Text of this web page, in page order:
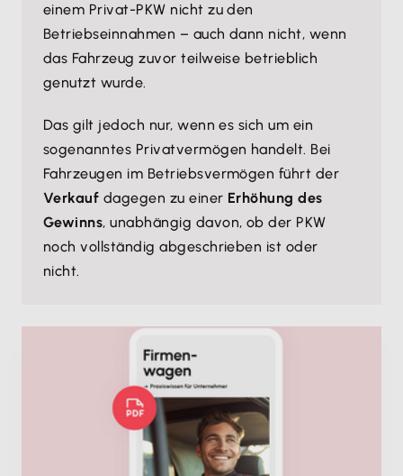
einem Privat-PKW nicht zu den
Betriebseinnahmen – auch dann nicht, wenn
das Fahrzeug zuvor teilweise betrieblich
genutzt wurde.
Das gilt jedoch nur, wenn es sich um ein
sogenanntes Privatvermögen handelt. Bei
Fahrzeugen im Betriebsvermögen führt der
Verkauf dagegen zu einer Erhöhung des
Gewinns, unabhängig davon, ob der PKW
noch vollständig abgeschrieben ist oder
nicht.